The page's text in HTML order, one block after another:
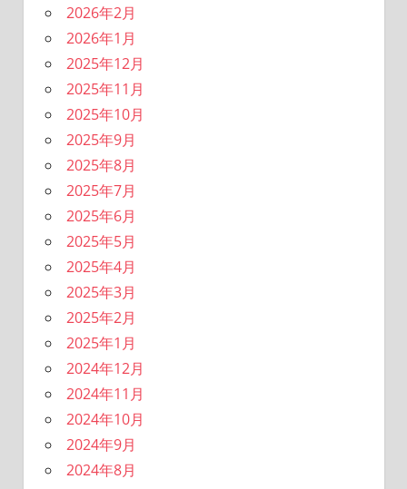
2026年2月
2026年1月
2025年12月
2025年11月
2025年10月
2025年9月
2025年8月
2025年7月
2025年6月
2025年5月
2025年4月
2025年3月
2025年2月
2025年1月
2024年12月
2024年11月
2024年10月
2024年9月
2024年8月